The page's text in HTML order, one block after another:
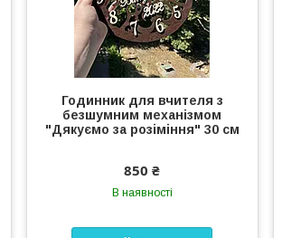
Годинник для вчителя з
безшумним механізмом
"Дякуємо за розіміння" 30 см
850 ₴
В наявності